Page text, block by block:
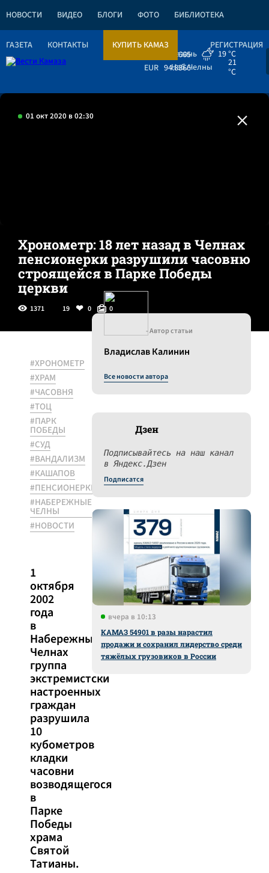
НОВОСТИ ВИДЕО БЛОГИ ФОТО БИБЛИОТЕКА
ГАЗЕТА КОНТАКТЫ КУПИТЬ КАМАЗ
РЕГИСТРАЦИЯ
82.1665
EUR 94.8366
Казань
19 °C
Наб.Челны
21
°C
01 окт 2020 в 02:30
Хронометр: 18 лет назад в Челнах
пенсионерки разрушили часовню
строящейся в Парке Победы
церкви
1371 19 0 0
#ХРОНОМЕТР
#ХРАМ
#ЧАСОВНЯ
#ТОЦ
#ПАРК
ПОБЕДЫ
#СУД
#ВАНДАЛИЗМ
#КАШАПОВ
#ПЕНСИОНЕРКИ
#НАБЕРЕЖНЫЕ
ЧЕЛНЫ
#НОВОСТИ
1
октября
2002
года
в
Набережных
Челнах
группа
экстремистски
настроенных
граждан
разрушила
10
кубометров
кладки
часовни
возводящегося
в
Парке
Победы
храма
Святой
Татианы.
- Автор статьи
Владислав Калинин
Все новости автора
Дзен
Подписывайтесь на наш канал
в Яндекс.Дзен
Подписатся
вчера в 10:13
КАМАЗ 54901 в разы нарастил
продажи и сохранил лидерство среди
тяжёлых грузовиков в России